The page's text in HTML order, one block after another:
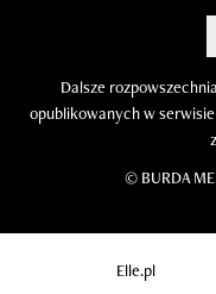
Dalsze
opublikowanych w
© BURDA
Elle.pl